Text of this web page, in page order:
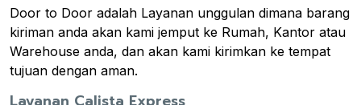
Door to Door adalah Layanan unggulan dimana barang
kiriman anda akan kami jemput ke Rumah, Kantor atau
Warehouse anda, dan akan kami kirimkan ke tempat
tujuan dengan aman.